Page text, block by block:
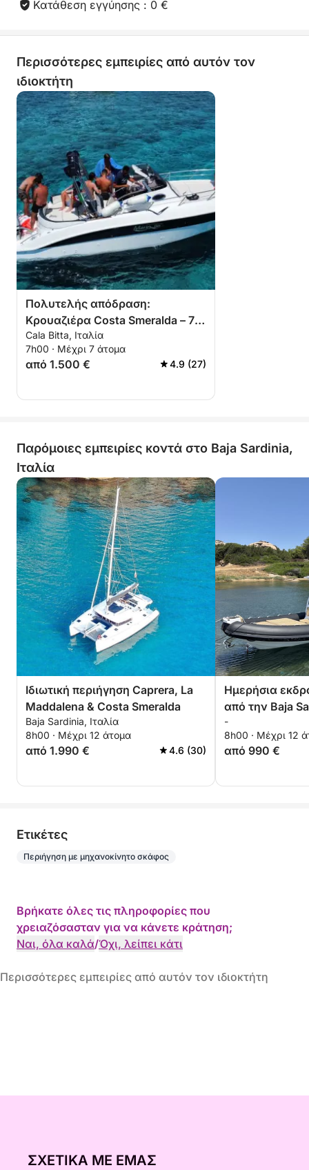
Κατάθεση εγγύησης : 0 €
Περισσότερες εμπειρίες από αυτόν τον
ιδιοκτήτη
Πολυτελής απόδραση:
Κρουαζιέρα Costa Smeralda – 7
ώρες
Cala Bitta, Ιταλία
7h00 · Μέχρι 7 άτομα
από 1.500 € 4.9 (27)
Παρόμοιες εμπειρίες κοντά στο Baja Sardinia,
Ιταλία
Ιδιωτική περιήγηση Caprera, La
Maddalena & Costa Smeralda
Baja Sardinia, Ιταλία
8h00 · Μέχρι 12 άτομα
από 1.990 € 4.6 (30)
Ημερήσια
από την Baja
Spargi και La
-
8h00 · Μέχρι 12
από 990 €
Eτικέτες
Περιήγηση με μηχανοκίνητο σκάφος
Βρήκατε όλες τις πληροφορίες που
χρειαζόσασταν για να κάνετε κράτηση;
Ναι, όλα καλά/Όχι, λείπει κάτι
Περισσότερες εμπειρίες από αυτόν τον ιδιοκτήτη
ΣΧΕΤΙΚΆ ΜΕ ΕΜΆΣ